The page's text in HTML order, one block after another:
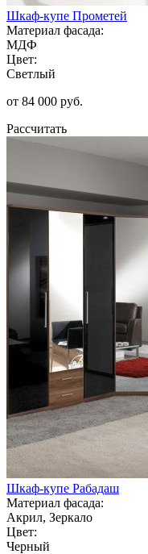
Шкаф-купе Прометей
Материал фасада:
МДФ
Цвет:
Светлый
от 84 000 руб.
Рассчитать
Шкаф-купе Рабадаш
Материал фасада:
Акрил, Зеркало
Цвет:
Черный